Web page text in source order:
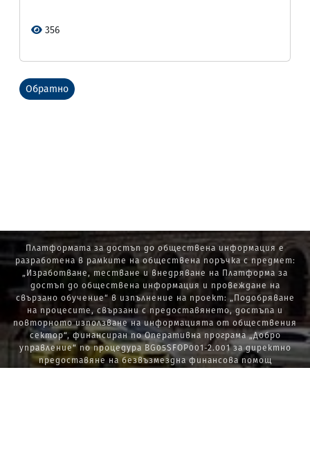
356
Обратно
Платформата за достъп до обществена информация е
разработена в рамките на обществена поръчка с предмет:
„Изработване, тестване и внедряване на Платформа за
достъп до обществена информация и провеждане на
свързано обучение“ в изпълнение на проект: „Подобряване
на процесите, свързани с предоставянето, достъпа и
повторното използване на информацията от обществения
сектор“, финансиран по Оперативна програма „Добро
управление“ по процедура BG05SFOP001-2.001 за директно
предоставяне на безвъзмездна финансова помощ